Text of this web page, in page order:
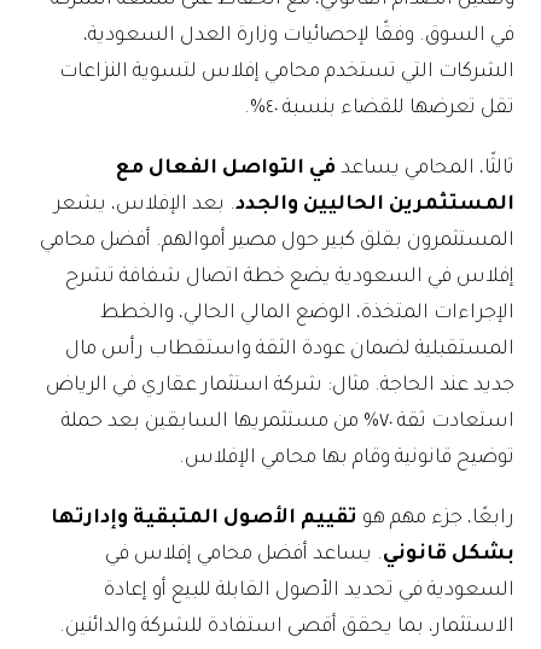
في السوق. وفقًا لإحصائيات وزارة العدل السعودية،
الشركات التي تستخدم محامي إفلاس لتسوية النزاعات
تقل تعرضها للقضاء بنسبة ٤٠%.
ثالثًا، المحامي يساعد في التواصل الفعال مع
المستثمرين الحاليين والجدد. بعد الإفلاس، يشعر
المستثمرون بقلق كبير حول مصير أموالهم. أفضل محامي
إفلاس في السعودية يضع خطة اتصال شفافة تشرح
الإجراءات المتخذة، الوضع المالي الحالي، والخطط
المستقبلية لضمان عودة الثقة واستقطاب رأس مال
جديد عند الحاجة. مثال: شركة استثمار عقاري في الرياض
استعادت ثقة ٧٠% من مستثمريها السابقين بعد حملة
توضيح قانونية وقام بها محامي الإفلاس.
رابعًا، جزء مهم هو تقييم الأصول المتبقية وإدارتها
بشكل قانوني. يساعد أفضل محامي إفلاس في
السعودية في تحديد الأصول القابلة للبيع أو إعادة
الاستثمار، بما يحقق أقصى استفادة للشركة والدائنين.